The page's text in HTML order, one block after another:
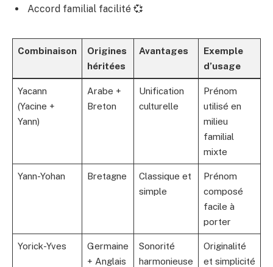
Accord familial facilité 💞
Combinaison
Origines
héritées
Avantages
Exemple
d’usage
Yacann
(Yacine +
Yann)
Arabe +
Breton
Unification
culturelle
Prénom
utilisé en
milieu
familial
mixte
Yann-Yohan Bretagne
Classique et
simple
Prénom
composé
facile à
porter
Yorick-Yves
Germaine
+ Anglais
Sonorité
harmonieuse
Originalité
et simplicité